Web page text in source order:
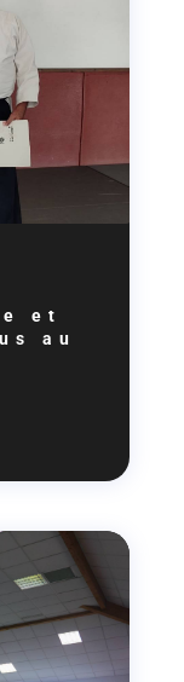
et
au